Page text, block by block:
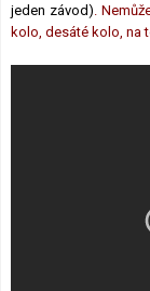
jeden závod).
kolo, desáté kolo, na